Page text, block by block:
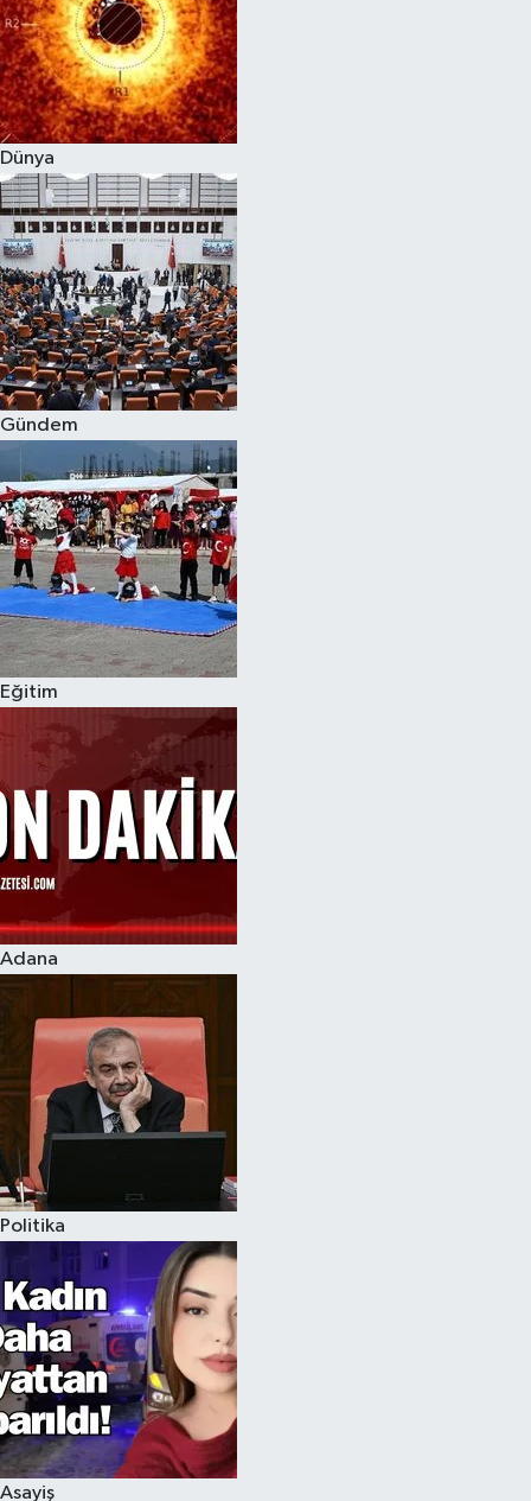
Dünya
Gündem
Eğitim
Adana
Politika
Asayiş